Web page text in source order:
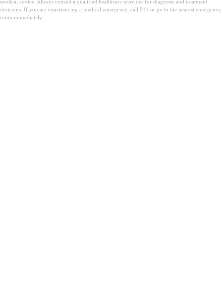
medical advice. Always consult a qualified healthcare provider for diagnosis and treatment
decisions. If you are experiencing a medical emergency, call 911 or go to the nearest emergency
room immediately.